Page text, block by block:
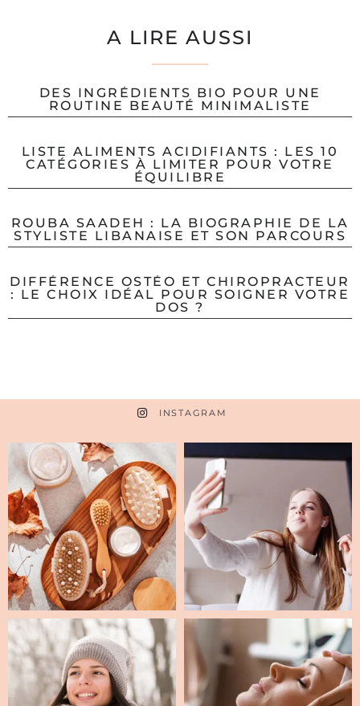
A LIRE AUSSI
DES INGRÉDIENTS BIO POUR UNE
ROUTINE BEAUTÉ MINIMALISTE
LISTE ALIMENTS ACIDIFIANTS : LES 10
CATÉGORIES À LIMITER POUR VOTRE
ÉQUILIBRE
ROUBA SAADEH : LA BIOGRAPHIE DE LA
STYLISTE LIBANAISE ET SON PARCOURS
DIFFÉRENCE OSTÉO ET CHIROPRACTEUR
: LE CHOIX IDÉAL POUR SOIGNER VOTRE
DOS ?
INSTAGRAM